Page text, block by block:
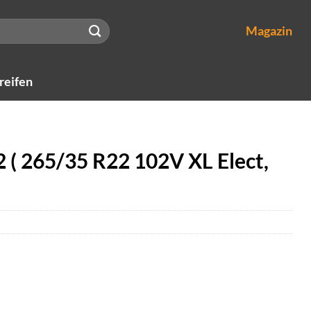
Magazin
265/35 R22 102V XL Elect,